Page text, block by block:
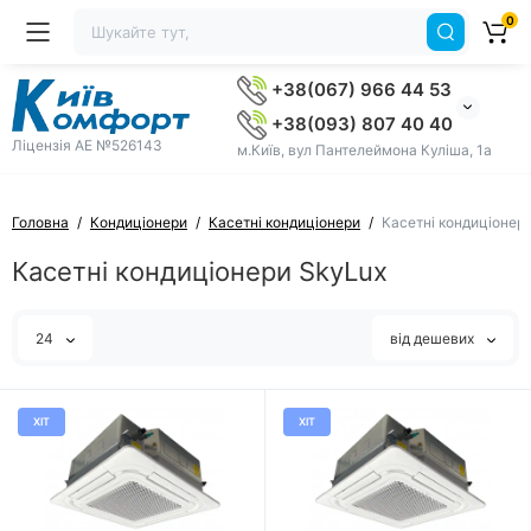
Ліцензія AE №526143
+38(067) 966 44 53
+38(093) 807 40 40
м.Київ, вул Пантелеймона Куліша, 1а
0
Головна Кондиціонери Касетні кондиціонери Касетні
Касетні кондиціонери SkyLux
24 від дешевих
ХІТ ХІТ